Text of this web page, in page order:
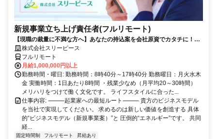
新規事業立ち上げ責任者(フルリモート)
【現職の裁量に不満な方へ】あなたの持込案を会社原資でカタチに！最
短6ヶ月で共同経営者の道へ
株式会社スリーピース
フルリモート
月給1,000,000円以上
勤務時間・曜日: 勤務時間：8時40分～17時40分 勤務曜日：月火水木
金 実働時間：1日あたり8時間 ・残業少なめ（月平均20～30時間）
メリハリをつけて働く文化です。 ライフスタイルに合った...
仕事内容: ⸻起業家への最短ルート⸻ 貴方のビジネスモデル
を当社で実現してください。 求めるのは新しい価値を創造する 具体
的“ビジネスモデル（新規事業案）”と 圧倒的“エネルギー”です。 共同
経...
固定時間制 フルリモート 昇給あり